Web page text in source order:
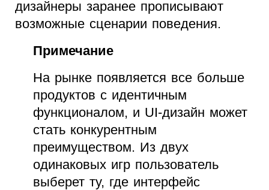
дизайнеры заранее прописывают
возможные сценарии поведения.
Примечание
На рынке появляется все больше
продуктов с идентичным
функционалом, и UI-дизайн может
стать конкурентным
преимуществом. Из двух
одинаковых игр пользователь
выберет ту, где интерфейс